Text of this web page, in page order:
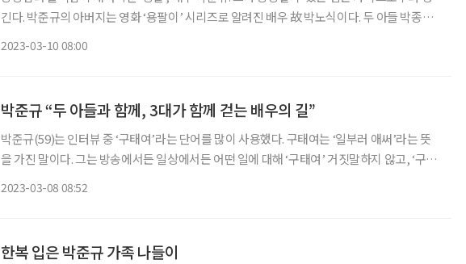
긴다. 박준규의 아버지는 영화 ‘용팔이’ 시리즈로 알려진 배우 故 박노식이다. 두 아들 박종찬
2023-03-10 08:00
박준규 “두 아들과 함께, 3대가 함께 걷는 배우의 길”
박준규(59)는 인터뷰 중 ‘구태여’라는 단어를 많이 사용했다. 구태여는 ‘일부러 애써’라는 뜻
을 가진 말이다. 그는 방송에서든 일상에서든 어떤 일에 대해 ‘구태여’ 거짓말하지 않고, ‘구태
2023-03-08 08:52
한복 입은 박준규 가족 나들이